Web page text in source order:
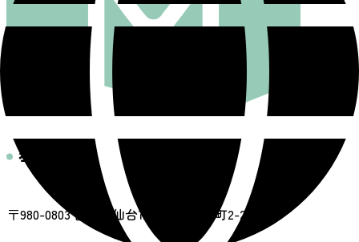
基本情報
〒980-0803 宮城県仙台市青葉区国分町2-2-6